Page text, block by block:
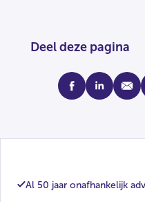
Deel deze pagina
facebooklinkedinmail
Al 50 jaar onafhankelijk